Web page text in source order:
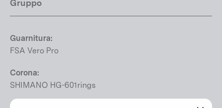
Gruppo
Guarnitura:
FSA Vero Pro
Corona:
SHIMANO HG-601rings